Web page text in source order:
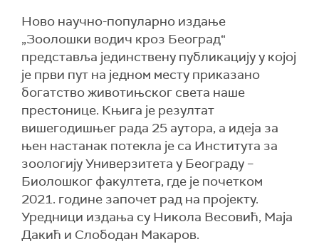
Ново научно-популарно издање
„Зоолошки водич кроз Београд“
представља јединствену публикацију у којој
је први пут на једном месту приказано
богатство животињског света наше
престонице. Књига је резултат
вишегодишњег рада 25 аутора, а идеја за
њен настанак потекла је са Института за
зоологију Универзитета у Београду –
Биолошког факултета, где је почетком
2021. године започет рад на пројекту.
Уредници издања су Никола Весовић, Маја
Дакић и Слободан Макаров.